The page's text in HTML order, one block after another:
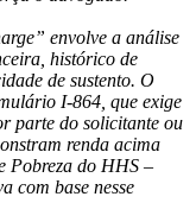
envolve a análise
histórico de
de sustento. O
I-864, que exige
parte do solicitante ou
renda acima
Pobreza do HHS –
com base nesse